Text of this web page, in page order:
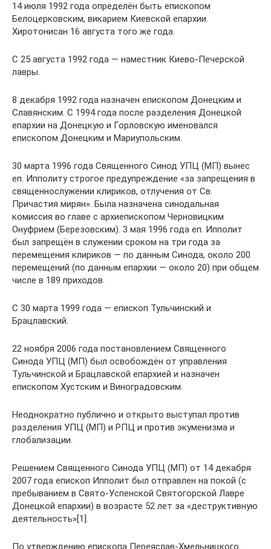
14 июля 1992 года определён быть епископом
Белоцерковским, викарием Киевской епархии.
Хиротонисан 16 августа того же года.
С 25 августа 1992 года — наместник Киево-Печерской
лавры.
8 декабря 1992 года назначен епископом Донецким и
Славянским. С 1994 года после разделения Донецкой
епархии на Донецкую и Горловскую именовался
епископом Донецким и Мариупольским.
30 марта 1996 года Священного Синод УПЦ (МП) вынес
еп. Ипполиту строгое предупреждение «за запрещения в
священнослужении клириков, отлучения от Св.
Причастия мирян». Была назначена синодальная
комиссия во главе с архиепископом Черновицким
Онуфрием (Березовским). 3 мая 1996 года еп. Ипполит
был запрещён в служении сроком на три года за
перемещения клириков — по данным Синода, около 200
перемещений (по данным епархии — около 20) при общем
числе в 189 приходов.
С 30 марта 1999 года — епископ Тульчинский и
Брацлавский.
22 ноября 2006 года постановлением Священного
Синода УПЦ (МП) был освобождён от управления
Тульчинской и Брацлавской епархией и назначен
епископом Хустским и Виноградовским.
Неоднократно публично и открыто выступал против
разделения УПЦ (МП) и РПЦ и против экуменизма и
глобализации.
Решением Священного Синода УПЦ (МП) от 14 декабря
2007 года епископ Ипполит был отправлен на покой (с
пребыванием в Свято-Успенской Святогорской Лавре
Донецкой епархии) в возрасте 52 лет за «деструктивную
деятельность»[1].
По утверждению епископа Переяслав-Хмельницкого